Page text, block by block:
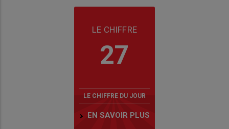
LE CHIFFRE
27
LE CHIFFRE DU JOUR
EN SAVOIR PLUS